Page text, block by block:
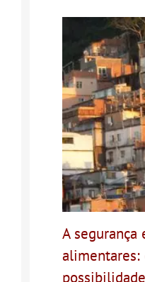
A segurança
alimentares: